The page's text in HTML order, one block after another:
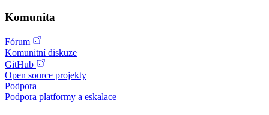
Komunita
Fórum
Komunitní diskuze
GitHub
Open source projekty
Podpora
Podpora platformy a eskalace